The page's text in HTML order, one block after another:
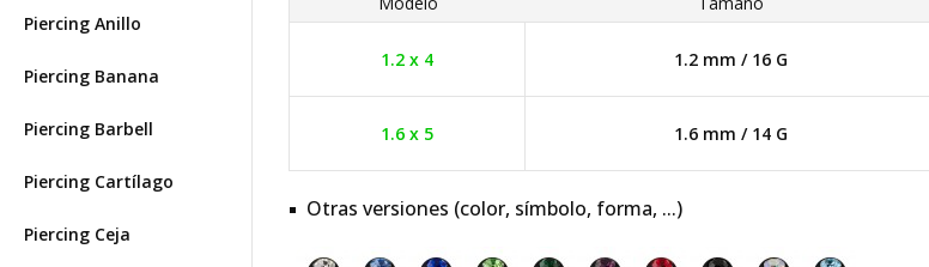
Piercing Anillo
Piercing Banana
Piercing Barbell
Piercing Cartílago
Piercing Ceja
1.2 x 4 1.2 mm / 16 G
1.6 x 5 1.6 mm / 14 G
Otras versiones (color, símbolo, forma, ...)